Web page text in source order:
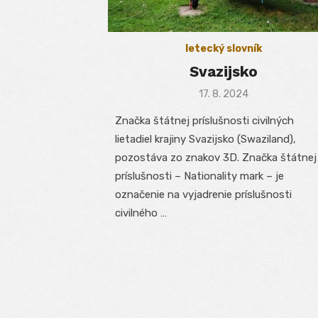
letecký slovník
Svazijsko
Posted
17. 8. 2024
Značka štátnej príslušnosti civilných
lietadiel krajiny Svazijsko (Swaziland),
pozostáva zo znakov 3D. Značka štátnej
príslušnosti – Nationality mark – je
označenie na vyjadrenie príslušnosti
civilného …